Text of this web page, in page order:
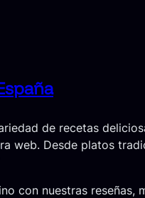
de recetas
web. Desde platos
con nuestras reseñas,